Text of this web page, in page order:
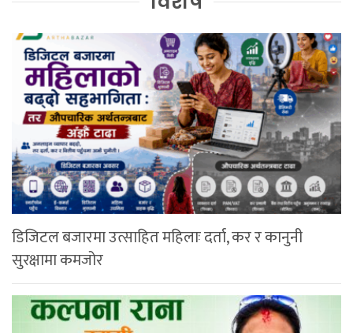
डिजिटल बजारमा उत्साहित महिलाः दर्ता, कर र कानुनी
सुरक्षामा कमजोर